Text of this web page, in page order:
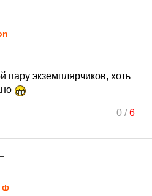
пару экземплярчиков, хоть
0/6